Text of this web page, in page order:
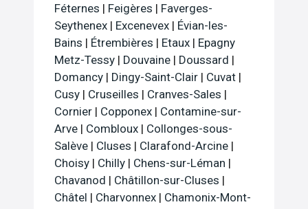
Féternes | Feigères | Faverges-
Seythenex | Excenevex | Évian-les-
Bains | Étrembières | Etaux | Epagny
Metz-Tessy | Douvaine | Doussard |
Domancy | Dingy-Saint-Clair | Cuvat |
Cusy | Cruseilles | Cranves-Sales |
Cornier | Copponex | Contamine-sur-
Arve | Combloux | Collonges-sous-
Salève | Cluses | Clarafond-Arcine |
Choisy | Chilly | Chens-sur-Léman |
Chavanod | Châtillon-sur-Cluses |
Châtel | Charvonnex | Chamonix-Mont-